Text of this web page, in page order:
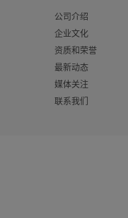
公司介绍
企业文化
资质和荣誉
最新动态
媒体关注
联系我们